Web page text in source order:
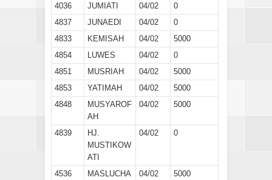
4036
JUMIATI 04/02
0
4837
JUNAEDI 04/02
0
4833
KEMISAH 04/02
5000
4854
LUWES 04/02
0
4851
MUSRIAH 04/02
5000
4853
YATIMAH 04/02
5000
4848
MUSYAROF
AH
04/02 5000
4839
HJ.
MUSTIKOW
ATI
04/02 0
4536
MASLUCHA
04/02 5000